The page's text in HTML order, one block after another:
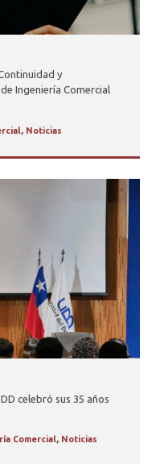
y
Ingeniería Comercial
, Noticias
celebró sus 35 años
Comercial, Noticias